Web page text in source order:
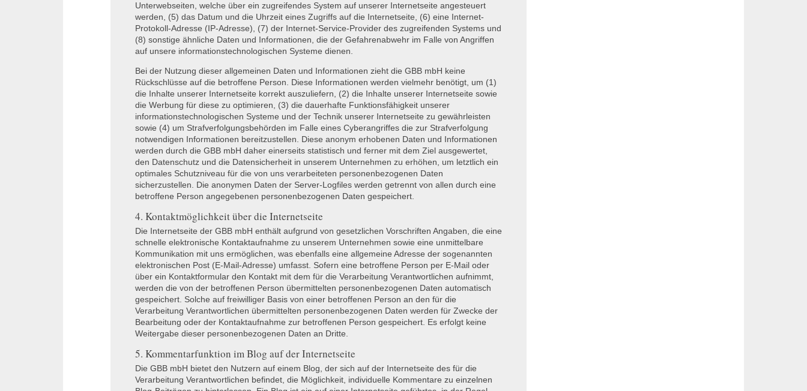
Unterwebseiten, welche über ein zugreifendes System auf unserer Internetseite angesteuert
werden, (5) das Datum und die Uhrzeit eines Zugriffs auf die Internetseite, (6) eine Internet-
Protokoll-Adresse (IP-Adresse), (7) der Internet-Service-Provider des zugreifenden Systems und
(8) sonstige ähnliche Daten und Informationen, die der Gefahrenabwehr im Falle von Angriffen
auf unsere informationstechnologischen Systeme dienen.
Bei der Nutzung dieser allgemeinen Daten und Informationen zieht dieGBB mbH keine
Rückschlüsse auf die betroffene Person. Diese Informationen werden vielmehr benötigt, um (1)
die Inhalte unserer Internetseite korrekt auszuliefern, (2) die Inhalte unserer Internetseite sowie
die Werbung für diese zu optimieren, (3) die dauerhafte Funktionsfähigkeit unserer
informationstechnologischen Systeme und der Technik unserer Internetseite zu gewährleisten
sowie (4) um Strafverfolgungsbehörden im Falle eines Cyberangriffes die zur Strafverfolgung
notwendigen Informationen bereitzustellen. Diese anonym erhobenen Daten und Informationen
werden durch dieGBB mbH daher einerseits statistisch und ferner mit dem Ziel ausgewertet,
den Datenschutz und die Datensicherheit in unserem Unternehmen zu erhöhen, um letztlich ein
optimales Schutzniveau für die von uns verarbeiteten personenbezogenen Daten
sicherzustellen. Die anonymen Daten der Server-Logfiles werden getrennt von allen durch eine
betroffene Person angegebenen personenbezogenen Daten gespeichert.
4. Kontaktmöglichkeit über die Internetseite
Die Internetseite derGBB mbH enthält aufgrund von gesetzlichen Vorschriften Angaben, die eine
schnelle elektronische Kontaktaufnahme zu unserem Unternehmen sowie eine unmittelbare
Kommunikation mit uns ermöglichen, was ebenfalls eine allgemeine Adresse der sogenannten
elektronischen Post (E-Mail-Adresse) umfasst. Sofern eine betroffene Person per E-Mail oder
über ein Kontaktformular den Kontakt mit dem für die Verarbeitung Verantwortlichen aufnimmt,
werden die von der betroffenen Person übermittelten personenbezogenen Daten automatisch
gespeichert. Solche auf freiwilliger Basis von einer betroffenen Person an den für die
Verarbeitung Verantwortlichen übermittelten personenbezogenen Daten werden für Zwecke der
Bearbeitung oder der Kontaktaufnahme zur betroffenen Person gespeichert. Es erfolgt keine
Weitergabe dieser personenbezogenen Daten an Dritte.
5. Kommentarfunktion im Blog auf der Internetseite
DieGBB mbH bietet den Nutzern auf einem Blog, der sich auf der Internetseite des für die
Verarbeitung Verantwortlichen befindet, die Möglichkeit, individuelle Kommentare zu einzelnen